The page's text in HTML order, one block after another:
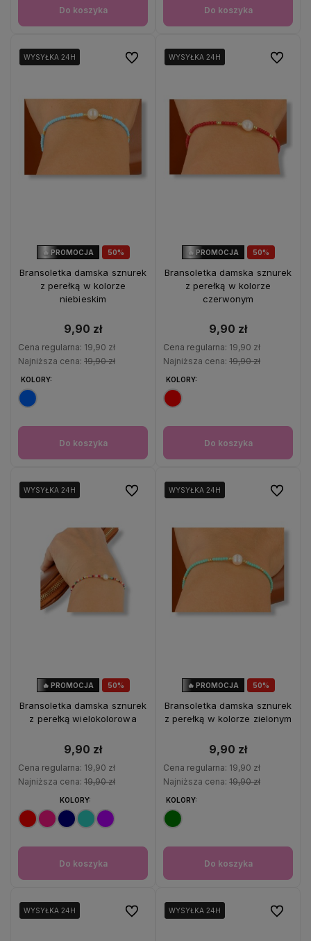
Do koszyka Do koszyka
50%
🔥 PROMOCJA
WYSYŁKA 24H
WYSYŁKA 24H
Bransoletka damska sznurek
z perełką w kolorze
niebieskim
9,90 zł
Cena regularna: 19,90 zł
Najniższa cena: 19,90 zł
KOLORY:
Do koszyka
Do ulubionych
50%
🔥 PROMOCJA
WYSYŁKA 24H
WYSYŁKA 24H
Bransoletka damska sznurek
z perełką w kolorze
czerwonym
9,90 zł
Cena regularna: 19,90 zł
Najniższa cena: 19,90 zł
KOLORY:
Do koszyka
Do
50%
🔥 PROMOCJA
WYSYŁKA 24H
WYSYŁKA 24H
Bransoletka damska sznurek
z perełką wielokolorowa
9,90 zł
Cena regularna: 19,90 zł
Najniższa cena: 19,90 zł
KOLORY:
Do koszyka
Do ulubionych
50%
🔥 PROMOCJA
WYSYŁKA 24H
WYSYŁKA 24H
Bransoletka damska sznurek
z perełką w kolorze zielonym
9,90 zł
Cena regularna: 19,90 zł
Najniższa cena: 19,90 zł
KOLORY:
Do koszyka
Do
WYSYŁKA 24H
WYSYŁKA 24H Do ulubionychWYSYŁKA 24H
WYSYŁKA 24H Do